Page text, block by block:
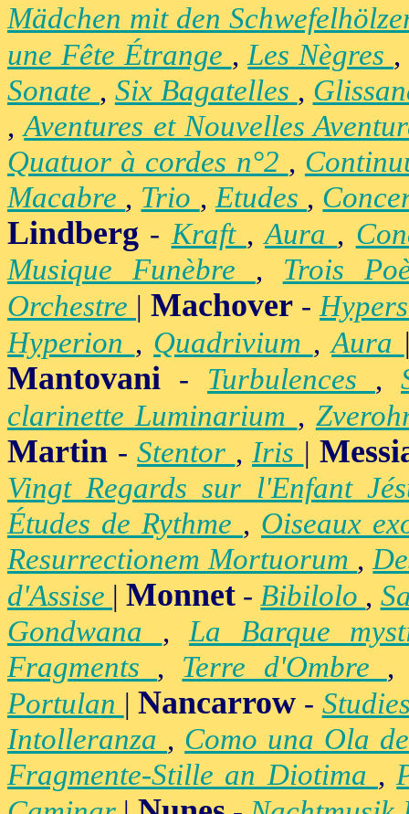
Mädchen mit den
une Fête Étrange ,Les Nègres ,
Sonate , Six Bagatelles ,
,Aventures et Nouvelles
Quatuor à cordes n°2 ,
Macabre , Trio ,Etudes ,
Lindberg -Kraft ,Aura ,
Musique Funèbre , Trois
Orchestre | Machover -
Hyperion , Quadrivium ,Aura
Mantovani - Turbulences ,
clarinette Luminarium ,
Martin - Stentor , Iris |
Vingt Regards sur l'Enfant
Études de Rythme , Oiseaux
Resurrectionem Mortuorum ,
d'Assise |Monnet -Bibilolo ,
Gondwana ,La Barque
Fragments , Terre d'Ombre
Portulan |Nancarrow -
Intolleranza , Como una Ola
Fragmente-Stille an Diotima ,